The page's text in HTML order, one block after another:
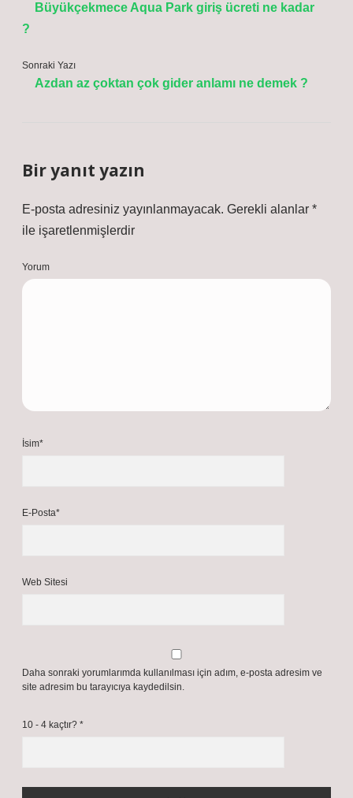
Büyükçekmece Aqua Park giriş ücreti ne kadar
?
Sonraki Yazı
Azdan az çoktan çok gider anlamı ne demek ?
Bir yanıt yazın
E-posta adresiniz yayınlanmayacak. Gerekli alanlar *
ile işaretlenmişlerdir
Yorum
İsim*
E-Posta*
Web Sitesi
Daha sonraki yorumlarımda kullanılması için adım, e-posta adresim ve
site adresim bu tarayıcıya kaydedilsin.
10 - 4 kaçtır? *